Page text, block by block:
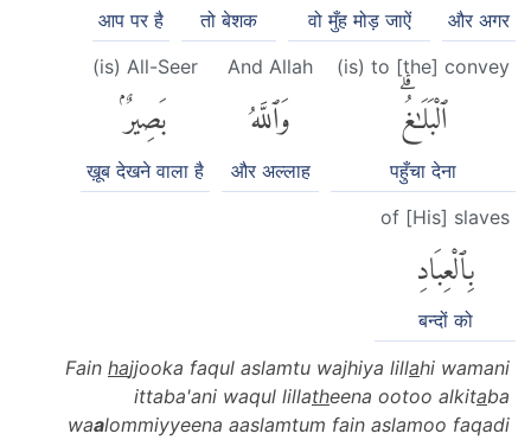
और अगर
वो मुँह मोड़ जाऐं
तो बेशक
आप पर है
(is) to [the] convey
ٱلْبَلَٰغُۗ
पहुँचा देना
And Allah
وَٱللَّهُ
और अल्लाह
(is) All-Seer
بَصِيرٌۢ
ख़ूब देखने वाला है
of [His] slaves
بِٱلْعِبَادِ
बन्दों को
Fain hajjooka faqul aslamtu wajhiya lillahi wamani
ittaba'ani waqul lillatheena ootoo alkitaba
waalommiyyeena aaslamtum fain aslamoo faqadi